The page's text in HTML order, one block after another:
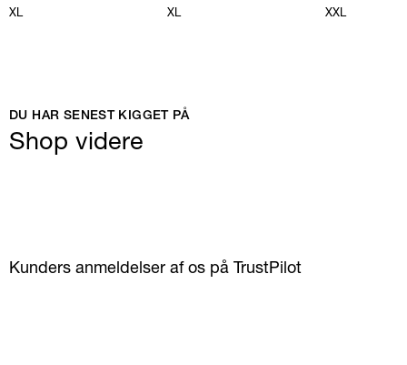
XL XL XXL
DU HAR SENEST KIGGET PÅ
Shop videre
Kunders anmeldelser af os på TrustPilot